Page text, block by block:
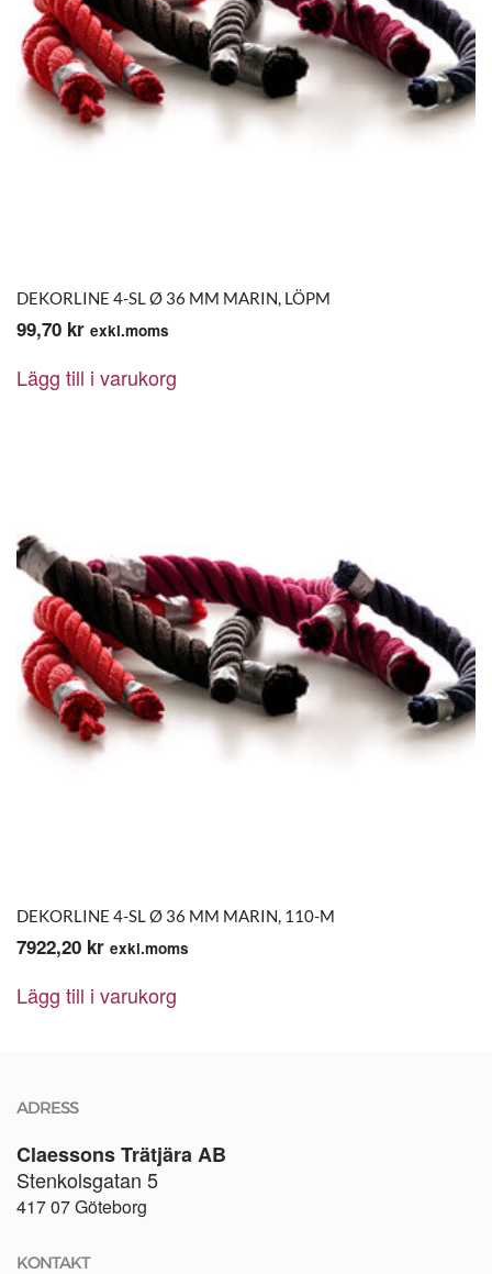
DEKORLINE 4-SL Ø 36 MM MARIN, LÖPM
99,70 kr exkl.moms
Lägg till i varukorg
DEKORLINE 4-SL Ø 36 MM MARIN, 110-M
7922,20 kr exkl.moms
Lägg till i varukorg
ADRESS
Claessons Trätjära AB
Stenkolsgatan 5
417 07 Göteborg
KONTAKT